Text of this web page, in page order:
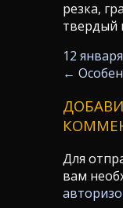
резка,
твердый
12
←
Для
вам